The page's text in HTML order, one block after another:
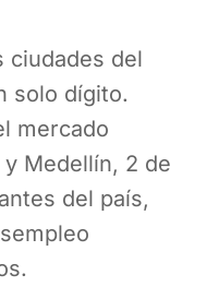
ciudades del
solo dígito.
mercado
Medellín, 2 de
del país,